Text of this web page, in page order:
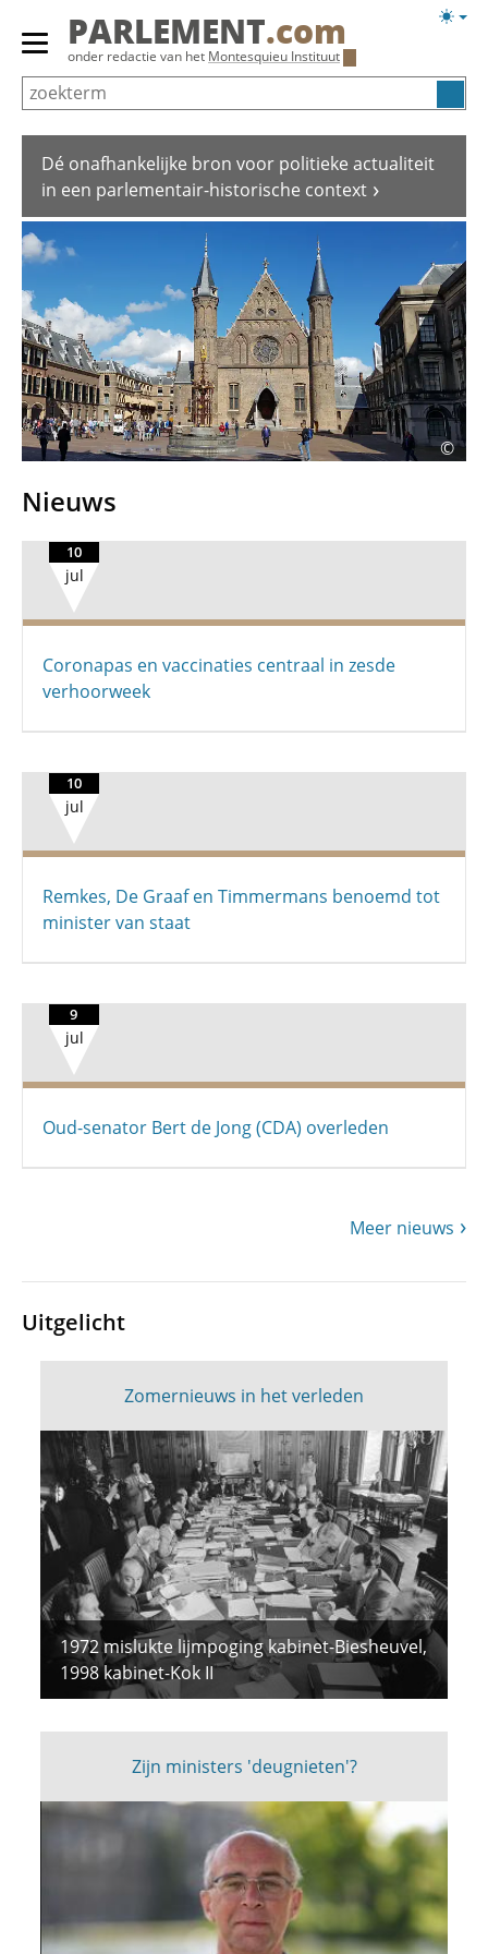
inhoud
Primair
menu
tonen/verbergen
PARLEMENT.com
onder redactie van het Montesquieu Instituut
Dé onafhankelijke bron voor politieke actualiteit
in een parlementair-historische context
©
Uitgelicht
Zomernieuws in het verleden
1972 mislukte lijmpoging kabinet-Biesheuvel,
1998 kabinet-Kok II
Zijn ministers 'deugnieten'?
Nieuws
10
jul
Coronapas en vaccinaties centraal in zesde
verhoorweek
10
jul
Remkes, De Graaf en Timmermans benoemd tot
minister van staat
9
jul
Oud-senator Bert de Jong (CDA) overleden
Meer nieuws